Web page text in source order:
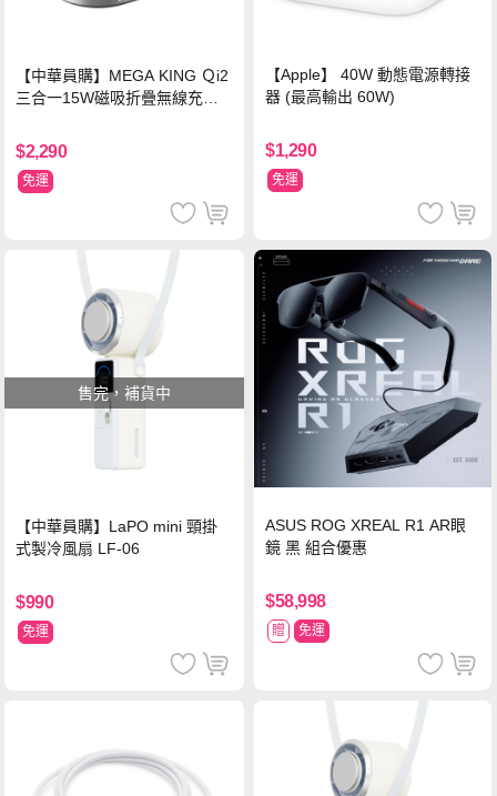
【中華員購】MEGA KING Ｑi2
三合一15W磁吸折疊無線充電
$2,290
免運
【Apple】 40W 動態電源轉接
器 (最高輸出 60W)
$1,290
免運
售完，補貨中
【中華員購】LaPO mini 頸掛
式製冷風扇 LF-06
$990
免運
ASUS ROG XREAL R1 AR眼
鏡 黑 組合優惠
$58,998
贈 免運